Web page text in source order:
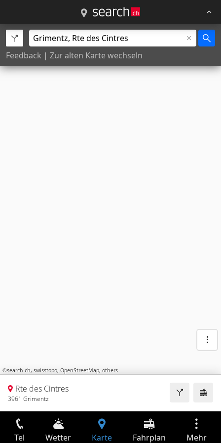
Feedback | Zur alten Karte wechseln
©search.ch, swisstopo, OpenStreetMap, others
Rte des Cintres
3961 Grimentz
Tel Wetter Karte Fahrplan Mehr